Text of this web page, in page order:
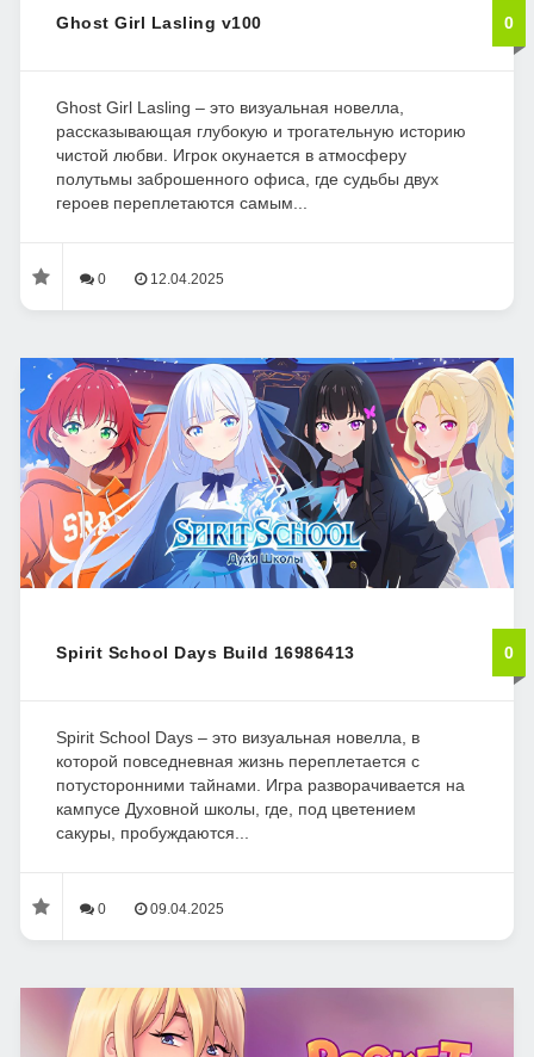
Ghost Girl Lasling v100 0
Ghost Girl Lasling – это визуальная новелла,
рассказывающая глубокую и трогательную историю
чистой любви. Игрок окунается в атмосферу
полутьмы заброшенного офиса, где судьбы двух
героев переплетаются самым...
0 12.04.2025
Spirit School Days Build 16986413 0
Spirit School Days – это визуальная новелла, в
которой повседневная жизнь переплетается с
потусторонними тайнами. Игра разворачивается на
кампусе Духовной школы, где, под цветением
сакуры, пробуждаются...
0 09.04.2025